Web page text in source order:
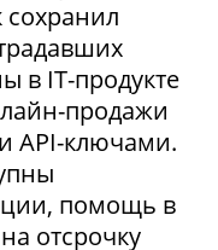
сохранил
в IT-продукте
продажи
API-ключами.
помощь в
отсрочку